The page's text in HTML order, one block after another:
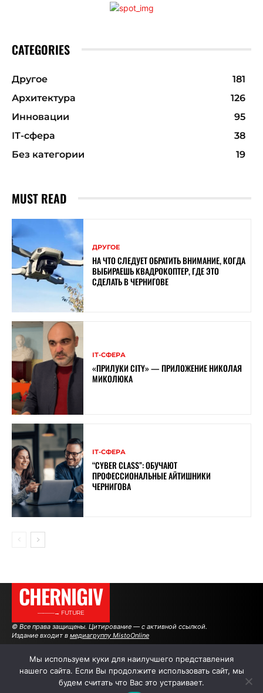
CATEGORIES
Другое
181
Архитектура
126
Инновации
95
ІТ-сфера
38
Без категории
19
MUST READ
ДРУГОЕ
НА ЧТО СЛЕДУЕТ ОБРАТИТЬ ВНИМАНИЕ, КОГДА
ВЫБИРАЕШЬ КВАДРОКОПТЕР, ГДЕ ЭТО
СДЕЛАТЬ В ЧЕРНИГОВЕ
ІТ-СФЕРА
«ПРИЛУКИ CITY» — ПРИЛОЖЕНИЕ НИКОЛАЯ
МИКОЛЮКА
ІТ-СФЕРА
“CYBER ​​CLASS”: ОБУЧАЮТ
ПРОФЕССИОНАЛЬНЫЕ АЙТИШНИКИ
ЧЕРНИГОВА
CHERNIGIV
———→ FUTURE
© Все права защищены. Цитирование — с активной ссылкой.
Издание входит в медиагруппу MistoOnline
АВТОРЫ РЕКЛАМА НА САЙТЕ
Мы используем куки для наилучшего представления
нашего сайта. Если Вы продолжите использовать сайт, мы
будем считать что Вас это устраивает.